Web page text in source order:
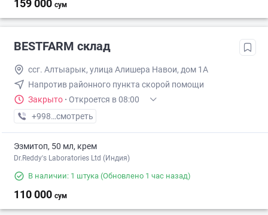
159 000 сум
BESTFARM склад
ссг. Алтыарык, улица Алишера Навои, дом 1А
Напротив районного пункта скорой помощи
Закрыто · Откроется в 08:00
+998 (91) XXX-XX-XX
смотреть
Эзмитоп, 50 мл, крем
Dr.Reddy's Laboratories Ltd (Индия)
В наличии: 1 штука (Обновлено 1 час назад)
110 000 сум